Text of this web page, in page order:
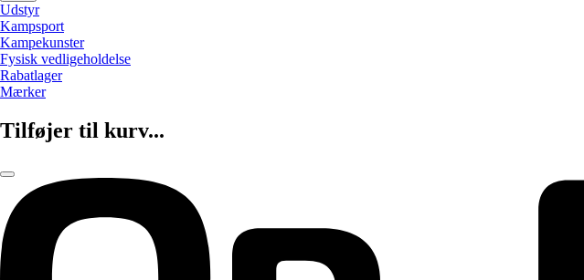
Udstyr
Kampsport
Kampekunster
Fysisk vedligeholdelse
Rabatlager
Mærker
Tilføjer til kurv...